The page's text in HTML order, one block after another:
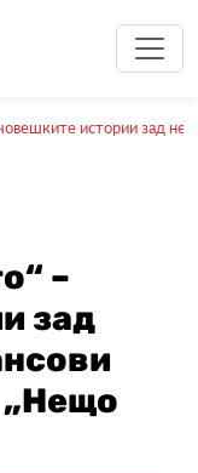
истории зад
–
зад
„Нещо